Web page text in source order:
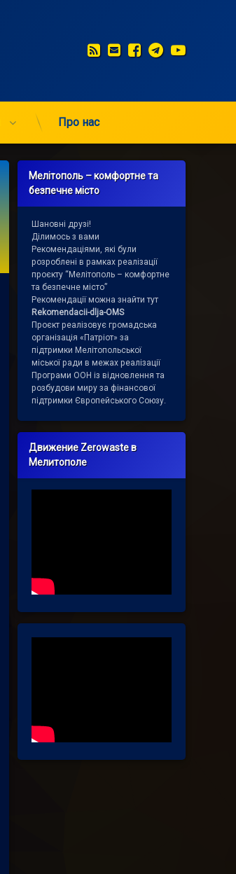
RSSE-mailFacebook
Telegram
Про нас
Мелітополь – комфортне та
безпечне місто
Шановні друзі!
Ділимось з вами
Рекомендаціями, які були
розроблені в рамках реалізації
проєкту “Мелітополь – комфортне
та безпечне місто”
Рекомендації можна знайти тут
Rekomendacii-dlja-OMS
Проєкт реалізовує громадська
організація «Патріот» за
підтримки Мелітопольської
міської ради в межах реалізації
Програми ООН із відновлення та
розбудови миру за фінансової
підтримки Європейського Союзу.
Движение Zerowaste в
Мелитополе